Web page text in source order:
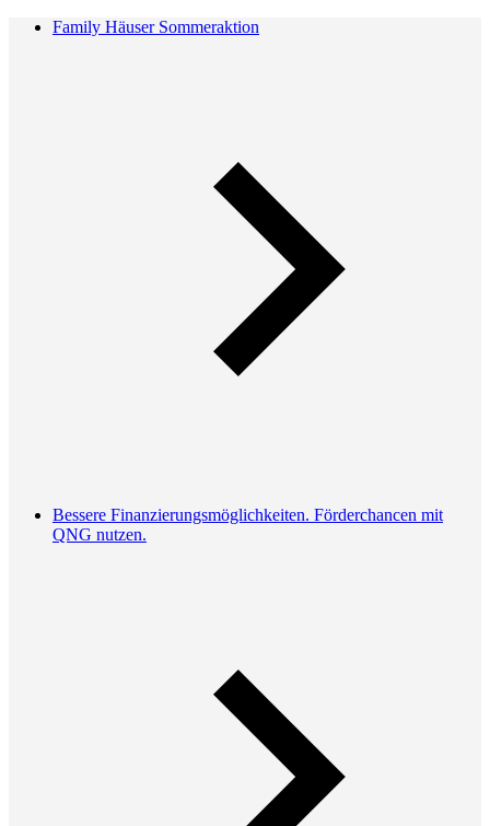
Family Häuser Sommeraktion
Bessere Finanzierungsmöglichkeiten. Förderchancen mit
QNG nutzen.